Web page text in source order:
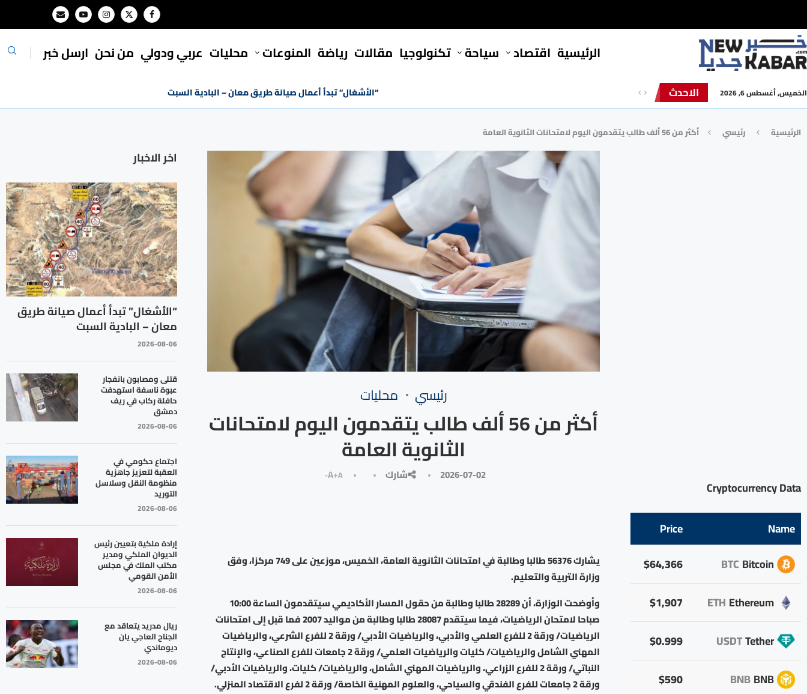
الرئيسية ⁠اقتصاد سياحة تكنولوجيا مقالات رياضة المنوعات محليات ⁠عربي ودولي من نحن ارسل خبر
الخميس, أغسطس 6, 2026 الاحدث “الأشغال” تبدأ أعمال صيانة طريق معان – البادية السبت
الرئيسية رئيسي أكثر من 56 ألف طالب يتقدمون اليوم لامتحانات الثانوية العامة
رئيسي محليات
أكثر من 56 ألف طالب يتقدمون اليوم لامتحانات
الثانوية العامة
2026-07-02 شارك A+A-
يشارك 56376 طالبا وطالبة في امتحانات الثانوية العامة، الخميس، موزعين على 749 مركزا، وفق
وزارة التربية والتعليم.
وأوضحت الوزارة، أن 28289 طالبا وطالبة من حقول المسار الأكاديمي سيتقدمون الساعة 10:00
صباحا لامتحان الرياضيات، فيما سيتقدم 28087 طالبا وطالبة من مواليد 2007 فما قبل إلى امتحانات
الرياضيات/ ورقة 2 للفرع العلمي والأدبي، والرياضيات الأدبي/ ورقة 2 للفرع الشرعي، والرياضيات
المهني الشامل والرياضيات/ كليات والرياضيات العلمي/ ورقة 2 جامعات للفرع الصناعي، والإنتاج
النباتي/ ورقة 2 للفرع الزراعي، والرياضيات المهني الشامل، والرياضيات/ كليات، والرياضيات الأدبي/
ورقة 2 جامعات للفرع الفندقي والسياحي، والعلوم المهنية الخاصة/ ورقة 2 لفرع الاقتصاد المنزلي.
اخر الاخبار
“الأشغال” تبدأ أعمال صيانة طريق
معان – البادية السبت
2026-08-06
قتلى ومصابون بانفجار
عبوة ناسفة استهدفت
حافلة ركاب في ريف
دمشق
2026-08-06
اجتماع حكومي في
العقبة لتعزيز جاهزية
منظومة النقل وسلاسل
التوريد
2026-08-06
إرادة ملكية بتعيين رئيس
الديوان الملكي ومدير
مكتب الملك في مجلس
الأمن القومي
2026-08-06
ريال مدريد يتعاقد مع
الجناح العاجي يان
ديوماندي
2026-08-06
Cryptocurrency Data
Name
Price
Bitcoin
BTC
$64,366
Ethereum
ETH
$1,907
Tether
USDT
$0.999
BNB
BNB
$590